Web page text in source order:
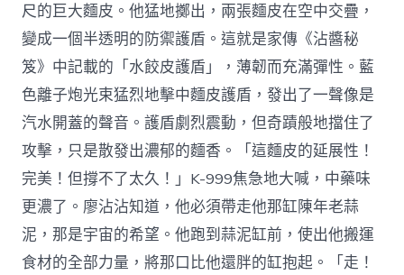
尺的巨大麵皮。他猛地擲出，兩張麵皮在空中交疊，
變成一個半透明的防禦護盾。這就是家傳《沾醬秘
笈》中記載的「水餃皮護盾」，薄韌而充滿彈性。藍
色離子炮光束猛烈地擊中麵皮護盾，發出了一聲像是
汽水開蓋的聲音。護盾劇烈震動，但奇蹟般地擋住了
攻擊，只是散發出濃郁的麵香。「這麵皮的延展性！
完美！但撐不了太久！」K-999焦急地大喊，中藥味
更濃了。廖沾沾知道，他必須帶走他那缸陳年老蒜
泥，那是宇宙的希望。他跑到蒜泥缸前，使出他搬運
食材的全部力量，將那口比他還胖的缸抱起。「走！